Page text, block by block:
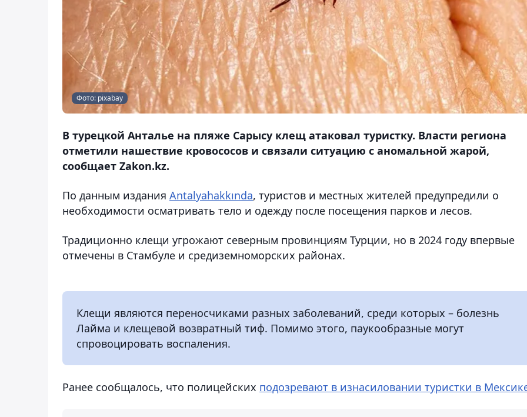
Фото: pixabay
В турецкой Анталье на пляже Сарысу клещ атаковал туристку. Власти региона
отметили нашествие кровососов и связали ситуацию с аномальной жарой,
сообщает Zakon.kz.
По данным издания Antalyahakkında, туристов и местных жителей предупредили о
необходимости осматривать тело и одежду после посещения парков и лесов.
Традиционно клещи угрожают северным провинциям Турции, но в 2024 году впервые
отмечены в Стамбуле и средиземноморских районах.
Клещи являются переносчиками разных заболеваний, среди которых – болезнь
Лайма и клещевой возвратный тиф. Помимо этого, паукообразные могут
спровоцировать воспаления.
Ранее сообщалось, что полицейских подозревают в изнасиловании туристки в